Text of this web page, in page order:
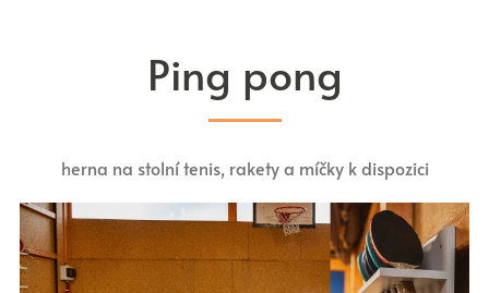
Ping pong
herna na stolní tenis, rakety a míčky k dispozici